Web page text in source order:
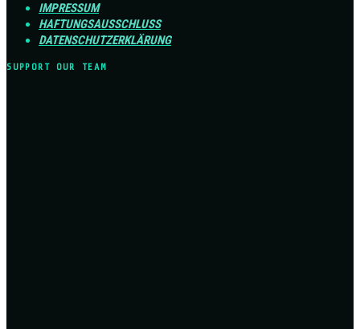
IMPRESSUM
HAFTUNGSAUSSCHLUSS
DATENSCHUTZERKLÄRUNG
SUPPORT OUR TEAM